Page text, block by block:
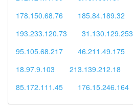
178.150.68.76
185.84.189.32
193.233.120.73
31.130.129.253
95.105.68.217
46.211.49.175
18.97.9.103
213.139.212.18
85.172.111.45
176.15.246.164